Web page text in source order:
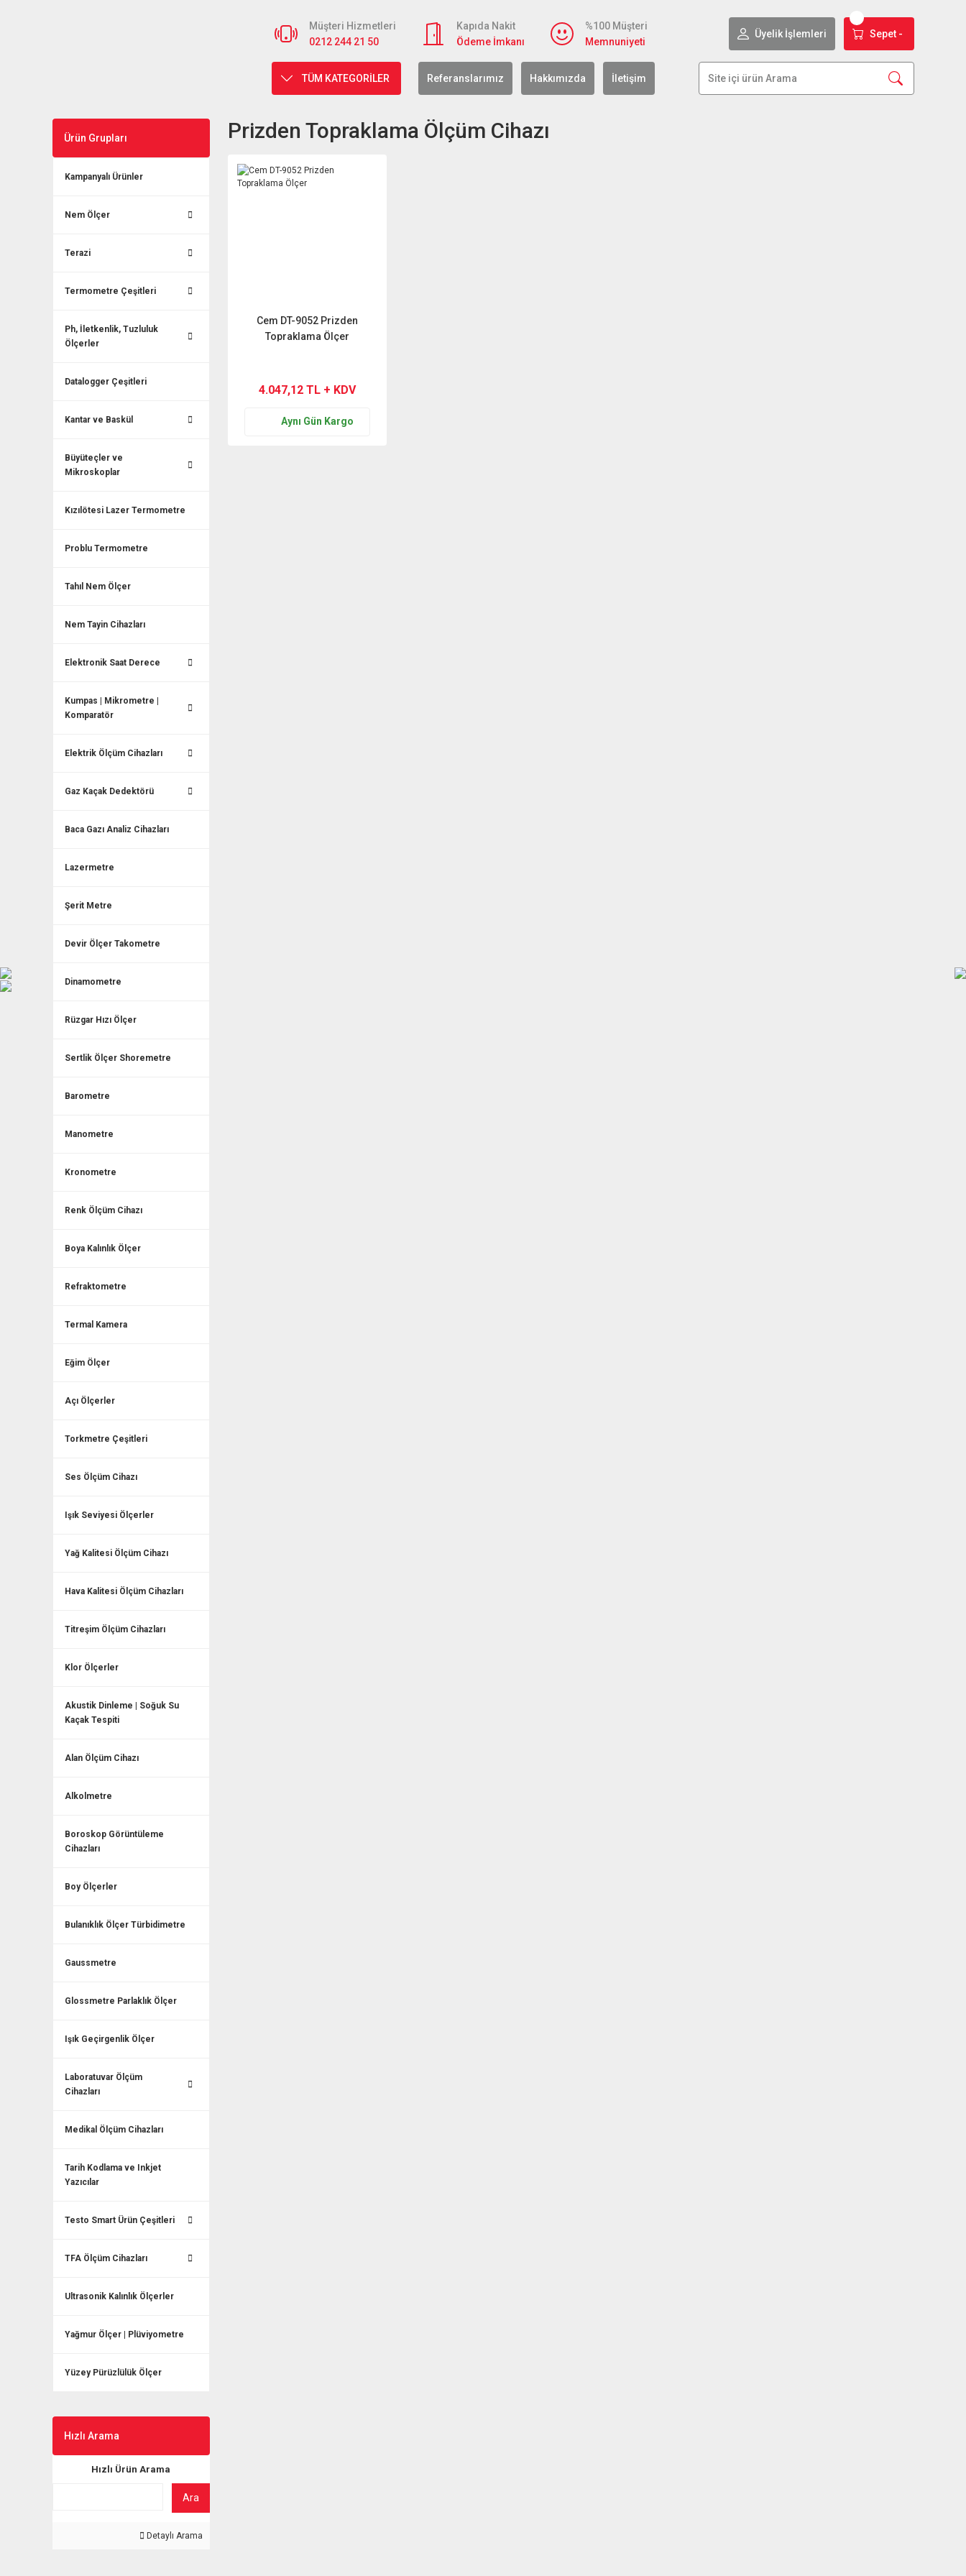
Müşteri Hizmetleri
0212 244 21 50
Kapıda Nakit
Ödeme İmkanı
%100 Müşteri
Memnuniyeti
Üyelik İşlemleri Sepet -
TÜM KATEGORİLER Referanslarımız Hakkımızda İletişim
Ürün Grupları
Kampanyalı Ürünler
Nem Ölçer
Terazi
Termometre Çeşitleri
Ph, İletkenlik, Tuzluluk
Ölçerler
Datalogger Çeşitleri
Kantar ve Baskül
Büyüteçler ve
Mikroskoplar
Kızılötesi Lazer Termometre
Problu Termometre
Tahıl Nem Ölçer
Nem Tayin Cihazları
Elektronik Saat Derece
Kumpas | Mikrometre |
Komparatör
Elektrik Ölçüm Cihazları
Gaz Kaçak Dedektörü
Baca Gazı Analiz Cihazları
Lazermetre
Şerit Metre
Devir Ölçer Takometre
Dinamometre
Rüzgar Hızı Ölçer
Sertlik Ölçer Shoremetre
Barometre
Manometre
Kronometre
Renk Ölçüm Cihazı
Boya Kalınlık Ölçer
Refraktometre
Termal Kamera
Eğim Ölçer
Açı Ölçerler
Torkmetre Çeşitleri
Ses Ölçüm Cihazı
Işık Seviyesi Ölçerler
Yağ Kalitesi Ölçüm Cihazı
Hava Kalitesi Ölçüm Cihazları
Titreşim Ölçüm Cihazları
Klor Ölçerler
Akustik Dinleme | Soğuk Su
Kaçak Tespiti
Alan Ölçüm Cihazı
Alkolmetre
Boroskop Görüntüleme
Cihazları
Boy Ölçerler
Bulanıklık Ölçer Türbidimetre
Gaussmetre
Glossmetre Parlaklık Ölçer
Işık Geçirgenlik Ölçer
Laboratuvar Ölçüm
Cihazları
Medikal Ölçüm Cihazları
Tarih Kodlama ve Inkjet
Yazıcılar
Testo Smart Ürün Çeşitleri
TFA Ölçüm Cihazları
Ultrasonik Kalınlık Ölçerler
Yağmur Ölçer | Plüviyometre
Yüzey Pürüzlülük Ölçer
Hızlı Arama
Hızlı Ürün Arama
Ara
Detaylı Arama
Prizden Topraklama Ölçüm Cihazı
Cem DT-9052 Prizden
Topraklama Ölçer
4.047,12 TL + KDV
Aynı Gün Kargo